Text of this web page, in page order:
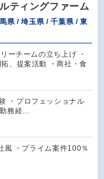
ティングファーム
県 / 埼玉県 / 千葉県 / 東
ーチームの立ち上げ ・
、提案活動 ・商社・食
・プロフェッショナル
務経…
風 ・プライム案件100％